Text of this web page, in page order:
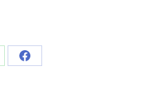
Share